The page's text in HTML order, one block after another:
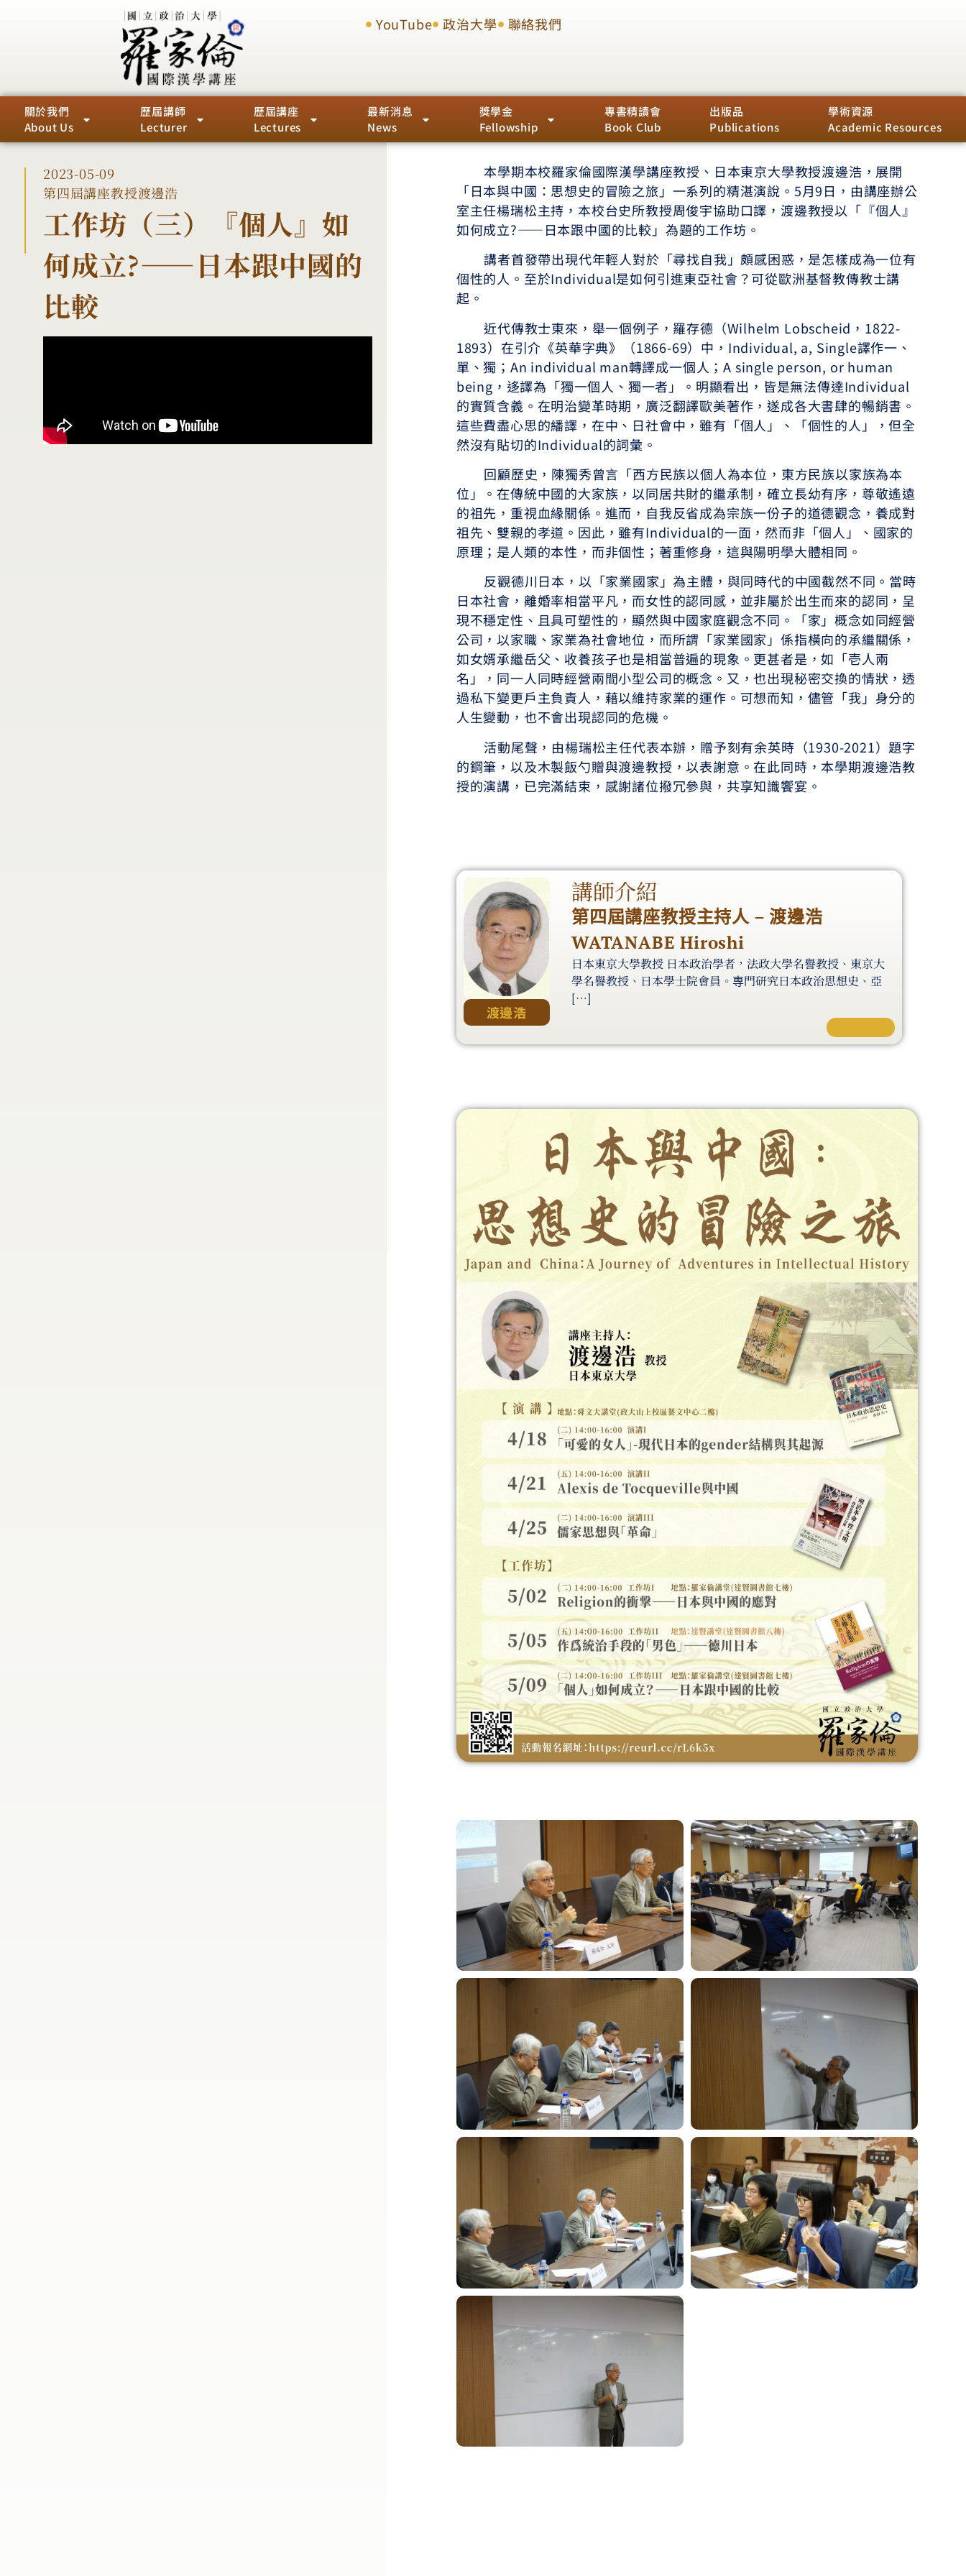
YouTube 政治大學 聯絡我們
關於我們
About Us
歷屆講師
Lecturer
歷屆講座
Lectures
最新消息
News
獎學金
Fellowship
專書精讀會
Book Club
出版品
Publications
學術資源
Academic Resources
2023-05-09
第四屆講座教授渡邊浩
工作坊（三）『個人』如
何成立?――日本跟中國的
比較
本學期本校羅家倫國際漢學講座教授、日本東京大學教授渡邊浩，展開
「日本與中國：思想史的冒險之旅」一系列的精湛演說。5月9日，由講座辦公
室主任楊瑞松主持，本校台史所教授周俊宇協助口譯，渡邊教授以「『個人』
如何成立?――日本跟中國的比較」為題的工作坊。
講者首發帶出現代年輕人對於「尋找自我」頗感困惑，是怎樣成為一位有
個性的人。至於Individual是如何引進東亞社會？可從歐洲基督教傳教士講
起。
近代傳教士東來，舉一個例子，羅存德（Wilhelm Lobscheid，1822-
1893）在引介《英華字典》（1866-69）中，Individual, a, Single譯作一、
單、獨；An individual man轉譯成一個人；A single person, or human
being，迻譯為「獨一個人、獨一者」。明顯看出，皆是無法傳達Individual
的實質含義。在明治變革時期，廣泛翻譯歐美著作，遂成各大書肆的暢銷書。
這些費盡心思的繙譯，在中、日社會中，雖有「個人」、「個性的人」，但全
然沒有貼切的Individual的詞彙。
回顧歷史，陳獨秀曾言「西方民族以個人為本位，東方民族以家族為本
位」。在傳統中國的大家族，以同居共財的繼承制，確立長幼有序，尊敬遙遠
的祖先，重視血緣關係。進而，自我反省成為宗族一份子的道德觀念，養成對
祖先、雙親的孝道。因此，雖有Individual的一面，然而非「個人」、國家的
原理；是人類的本性，而非個性；著重修身，這與陽明學大體相同。
反觀德川日本，以「家業國家」為主體，與同時代的中國截然不同。當時
日本社會，離婚率相當平凡，而女性的認同感，並非屬於出生而來的認同，呈
現不穩定性、且具可塑性的，顯然與中國家庭觀念不同。「家」概念如同經營
公司，以家職、家業為社會地位，而所謂「家業國家」係指橫向的承繼關係，
如女婿承繼岳父、收養孩子也是相當普遍的現象。更甚者是，如「壱人兩
名」，同一人同時經營兩間小型公司的概念。又，也出現秘密交換的情狀，透
過私下變更戶主負責人，藉以維持家業的運作。可想而知，儘管「我」身分的
人生變動，也不會出現認同的危機。
活動尾聲，由楊瑞松主任代表本辦，贈予刻有余英時（1930-2021）題字
的鋼筆，以及木製飯勺贈與渡邊教授，以表謝意。在此同時，本學期渡邊浩教
授的演講，已完滿結束，感謝諸位撥冗參與，共享知識饗宴。
渡邊浩
講師介紹
第四屆講座教授主持人 – 渡邊浩
WATANABE Hiroshi
日本東京大學教授 日本政治學者，法政大學名譽教授、東京大
學名譽教授、日本學士院會員。専門研究日本政治思想史、亞
[…]